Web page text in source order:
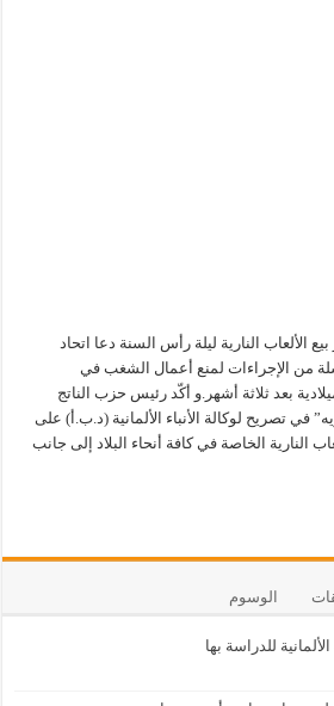
النارية ليلة رأس السنة دعا اتحاد
من الإجراءات لمنع أعمال الشغب في
بعد ثلاثة أشهر.و أكّد رئيس حزب الناتج
في تصريح لوكالة الأنباء الألمانية (د.ب.أ) على
الخاصة في كافة أنحاء البلاد إلى جانب
الوسوم
للدراسة بها